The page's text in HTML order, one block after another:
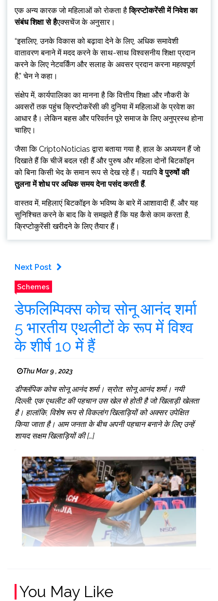
एक अन्य कारक जो महिलाओं को रोकता हैक्रिप्टोकरेंसी में निवेश का
संबंध शिक्षा से हैएक्सचेंज के अनुसार।
“इसलिए, उनके विकास को बढ़ावा देने के लिए, अधिक समावेशी
वातावरण बनाने में मदद करने के साथ-साथ विश्वसनीय शिक्षा प्रदान
करने के लिए नेटवर्किंग और सलाह के अवसर प्रदान करना महत्वपूर्ण
है,” चेन ने कहा।
संक्षेप में, कार्यपालिका का मानना ​​है कि वित्तीय शिक्षा और नौकरी के
अवसरों तक पहुंच क्रिप्टोकरेंसी की दुनिया में महिलाओं के प्रवेश का
आधार है। लेकिन बहस और परिवर्तन पूरे समाज के लिए अनुप्रस्थ होना
चाहिए।
जैसा कि CriptoNoticias द्वारा बताया गया है, हाल के अध्ययन हैं जो
दिखाते हैं कि चीजें बदल रही हैं और पुरुष और महिला दोनों बिटकॉइन
को बिना किसी भेद के समान रूप से देख रहे हैं। यद्यपिवे पुरुषों की
तुलना में शोध पर अधिक समय देना पसंद करती हैं.
वास्तव में, महिलाएं बिटकॉइन के भविष्य के बारे में आशावादी हैं, और यह
सुनिश्चित करने के बाद कि वे समझते हैं कि यह कैसे काम करता है,
क्रिप्टोकुरेंसी खरीदने के लिए तैयार हैं।
Next Post
Schemes
डेफलिम्पिक्स कोच सोनू आनंद शर्मा
5 भारतीय एथलीटों के रूप में विश्व
के शीर्ष 10 में हैं
Thu Mar 9 , 2023
डीफ्लंपिक कोच सोनू आनंद शर्मा। स्रोत: सोनू आनंद शर्मा। नयी
दिल्ली: एक एथलीट की पहचान उस खेल से होती है जो खिलाड़ी खेलता
है। हालांकि, विशेष रूप से विकलांग खिलाड़ियों को अक्सर उपेक्षित
किया जाता है। आम जनता के बीच अपनी पहचान बनाने के लिए उन्हें
शायद सक्षम खिलाड़ियों की […]
You May Like